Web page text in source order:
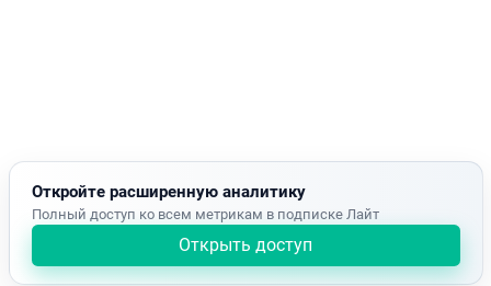
Откройте расширенную аналитику
Полный доступ ко всем метрикам в подписке Лайт
Открыть доступ